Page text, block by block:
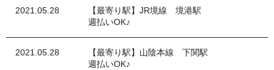
2021.05.28
【最寄り駅】JR境線 境港駅
週払いOK♪
2021.05.28
【最寄り駅】山陰本線 下関駅
週払いOK♪